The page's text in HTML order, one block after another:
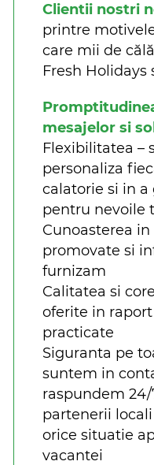
Clientii nostri
printre
care mii de
Fresh Holidays
mesajelor si
Flexibilitatea –
personaliza
calatorie si in
pentru nevoile
Cunoasterea
promovate si
furnizam
Calitatea si
oferite in
practicate
Siguranta pe
suntem in
raspundem
partenerii
orice situatie
vacantei